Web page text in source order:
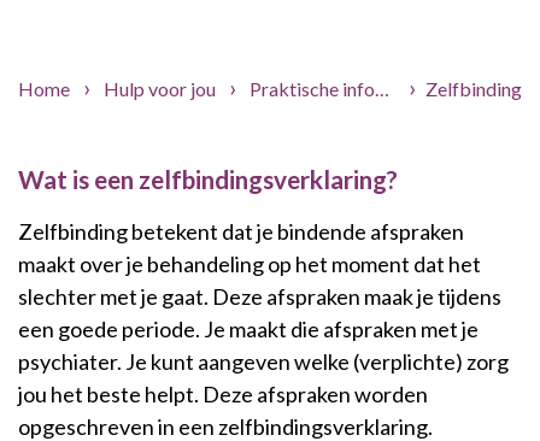
Home Hulp voor jou Praktische informatie Folders
Zelfbinding
Wat is een zelfbindingsverklaring?
Zelfbinding betekent dat je bindende afspraken
maakt over je behandeling op het moment dat het
slechter met je gaat. Deze afspraken maak je tijdens
een goede periode. Je maakt die afspraken met je
psychiater. Je kunt aangeven welke (verplichte) zorg
jou het beste helpt. Deze afspraken worden
opgeschreven in een zelfbindingsverklaring.